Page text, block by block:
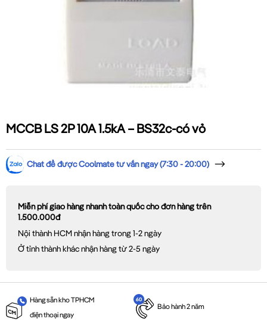
MCCB LS 2P 10A 1.5kA – BS32c-có vỏ
Chat để được Coolmate tư vấn ngay (7:30 - 20:00)
Miễn phí giao hàng nhanh toàn quốc cho đơn hàng trên
1.500.000đ
Nội thành HCM nhận hàng trong 1-2 ngày
Ở tỉnh thành khác nhận hàng từ 2-5 ngày
Hàng sẵn kho TPHCM
điện thoại ngay
Bảo hành 2 năm